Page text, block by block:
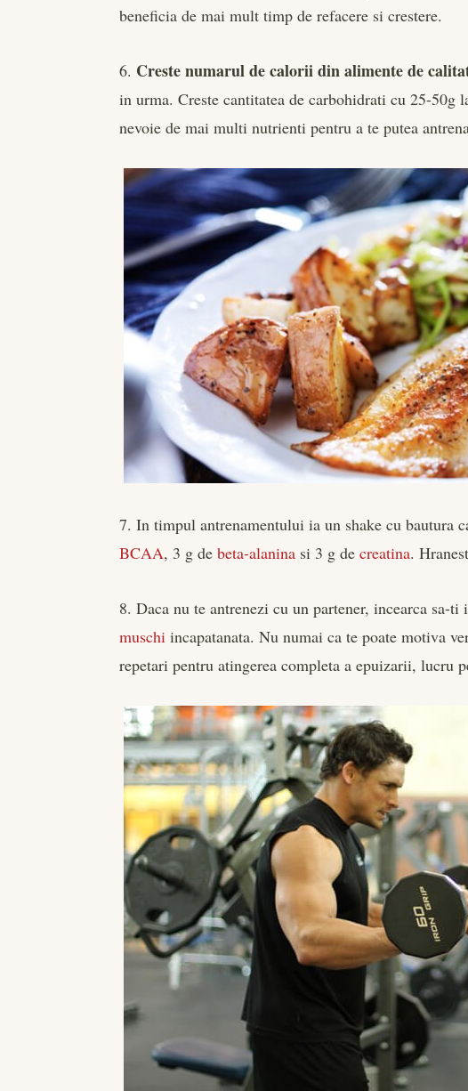
beneficia de mai mult timp de refacere si crestere.
6. Creste numarul de calorii din alimente de
in urma. Creste cantitatea de carbohidrati cu 25-50g
nevoie de mai multi nutrienti pentru a te putea
7. In timpul antrenamentului ia un shake cu bautura
BCAA, 3 g debeta-alanina si 3 g decreatina.
8. Daca nu te antrenezi cu un partener, incearca sa-
muschi incapatanata. Nu numai ca te poate motiva
repetari pentru atingerea completa a epuizarii, lucru